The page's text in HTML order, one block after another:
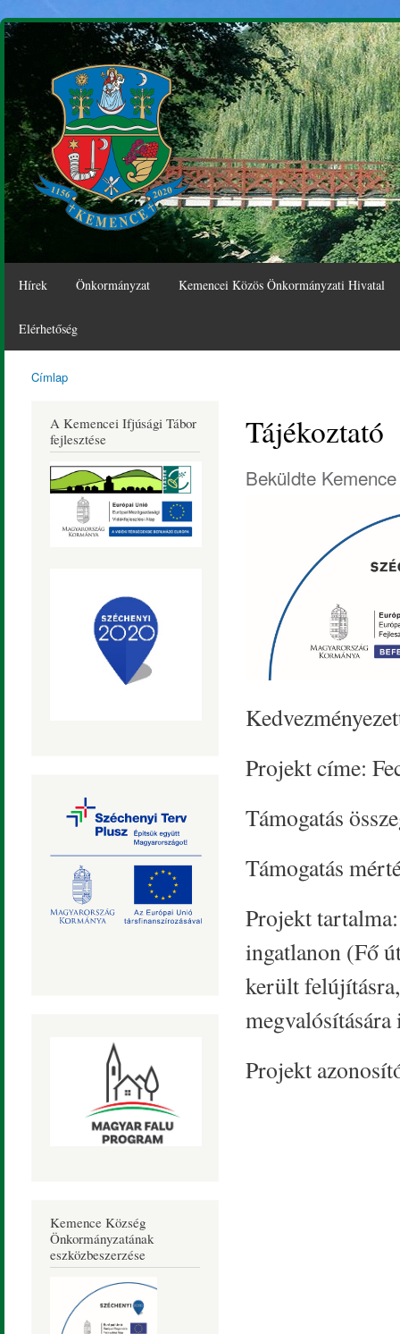
Hírek Önkormányzat Kemencei Közös Önkormányzati Hivatal
Elérhetőség
Kemence
Község
Honlapja
Címlap
A Kemencei Ifjúsági Tábor
fejlesztése
Kemence Község
Önkormányzatának
eszközbeszerzése
Tájékoztató
Beküldte
Projekt címe:
Támogatás
Támogatás
Projekt
ingatlanon (Fő
került
Projekt